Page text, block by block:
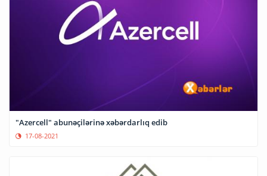
"Azercell" abunəçilərinə xəbərdarlıq edib
17-08-2021